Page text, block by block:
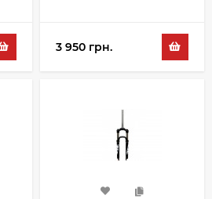
3 950 грн.